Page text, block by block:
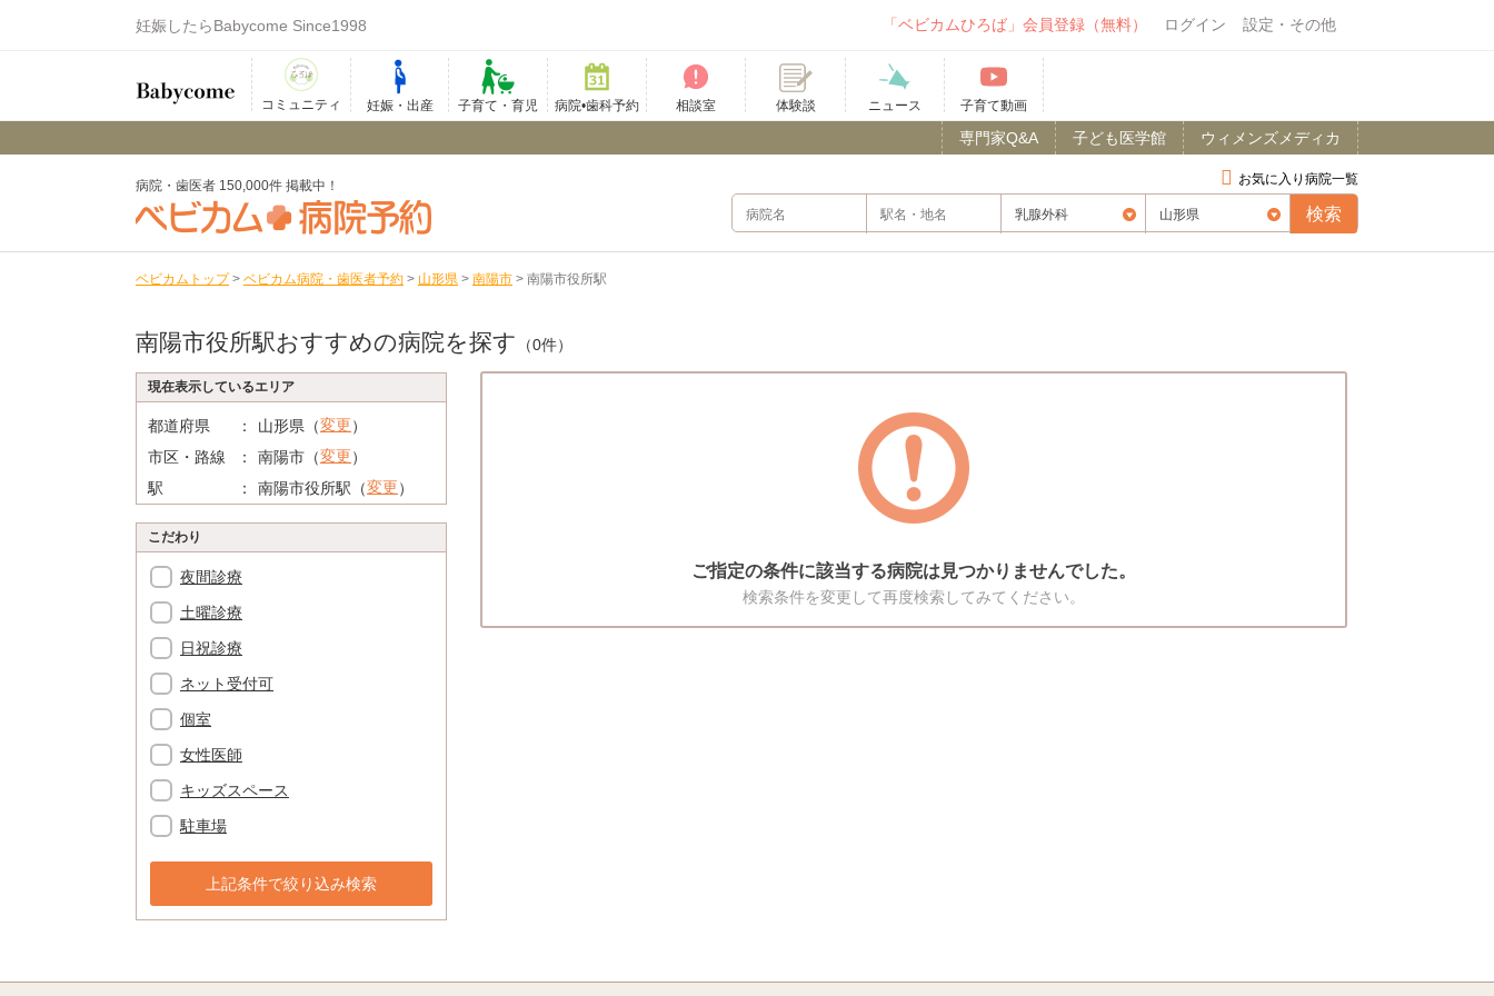
妊娠したらBabycome Since1998 「ベビカムひろば」会員登録（無料） ログイン 設定・その他
コミュニティ 妊娠・出産 子育て・育児 病院•歯科予約 相談室 体験談 ニュース 子育て動画
ウィメンズメディカ
子ども医学館
専門家Q&A
お気に入り病院一覧
病院・歯医者 150,000件 掲載中！
ベビカムトップ > ベビカム病院・歯医者予約 > 山形県 > 南陽市 > 南陽市役所駅
南陽市役所駅おすすめの病院を探す （0件）
現在表示しているエリア
都道府県 山形県（変更）
市区・路線
南陽市（変更）
駅
南陽市役所駅（変更）
こだわり
夜間診療
土曜診療
日祝診療
ネット受付可
個室
女性医師
キッズスペース
駐車場
上記条件で絞り込み検索
ご指定の条件に該当する病院は見つかりませんでした。
検索条件を変更して再度検索してみてください。